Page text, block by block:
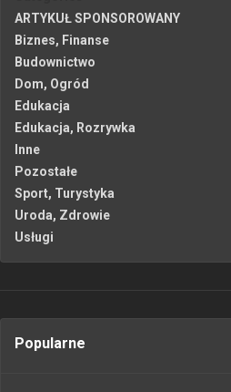
ARTYKUŁ SPONSOROWANY
Biznes, Finanse
Budownictwo
Dom, Ogród
Edukacja
Edukacja, Rozrywka
Inne
Pozostałe
Sport, Turystyka
Uroda, Zdrowie
Usługi
Popularne